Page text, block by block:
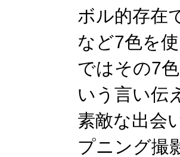
ボル的存在
など7色を
ではその7
いう言い伝
素敵な出会
プニング撮